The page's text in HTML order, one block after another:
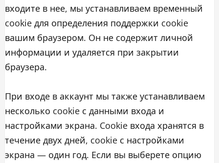
входите в нее, мы устанавливаем временный
cookie для определения поддержки cookie
вашим браузером. Он не содержит личной
информации и удаляется при закрытии
браузера.
При входе в аккаунт мы также устанавливаем
несколько cookie с данными входа и
настройками экрана. Cookie входа хранятся в
течение двух дней, cookie с настройками
экрана — один год. Если вы выберете опцию